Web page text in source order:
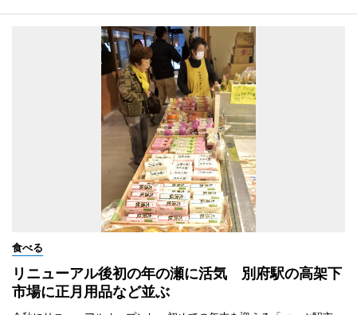
食べる
リニューアル後初の年の瀬に活気 別府駅の高架下
市場に正月用品など並ぶ